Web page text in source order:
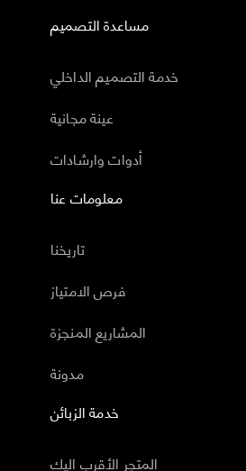
مساعدة التصميم
خدمة التصميم الداخلي
عينة مجانية
أدوات وارشادات
معلومات عنا
تاريخنا
فرص الامتياز
المشاريع المنجزة
مدونة
خدمة الزبائن
المتجر الأقرب اليك